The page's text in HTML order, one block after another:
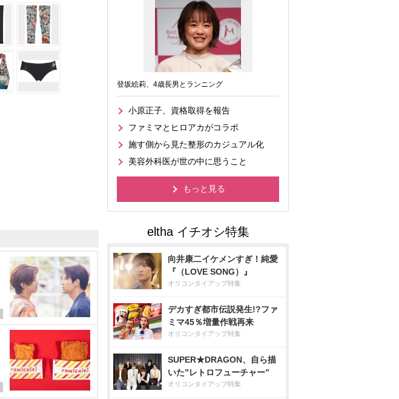
登坂絵莉、4歳長男とランニング
小原正子、資格取得を報告
ファミマとヒロアカがコラボ
施す側から見た整形のカジュアル化
美容外科医が世の中に思うこと
もっと見る
向井康二イケメンすぎ！純愛
『（LOVE SONG）』
オリコンタイアップ特集
デカすぎ都市伝説発生!?ファ
ミマ45％増量作戦再来
オリコンタイアップ特集
SUPER★DRAGON、自ら描
いた”レトロフューチャー”
オリコンタイアップ特集